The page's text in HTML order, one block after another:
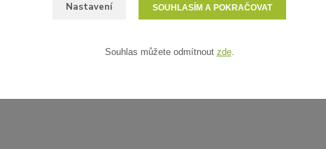
Nastavení SOUHLASÍM A POKRAČOVAT
Souhlas můžete odmítnout zde.